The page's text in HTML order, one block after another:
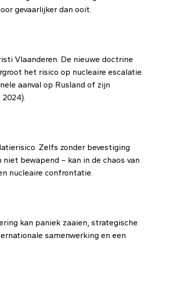
gevaarlijker dan ooit.
Vlaanderen. De nieuwe doctrine
het risico op nucleaire escalatie.
aanval op Rusland of zijn
Zelfs zonder bevestiging
bewapend – kan in de chaos van
nucleaire confrontatie.
kan paniek zaaien, strategische
samenwerking en een